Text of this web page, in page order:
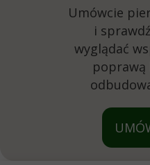
Umówcie
i
wyglądać
poprawą